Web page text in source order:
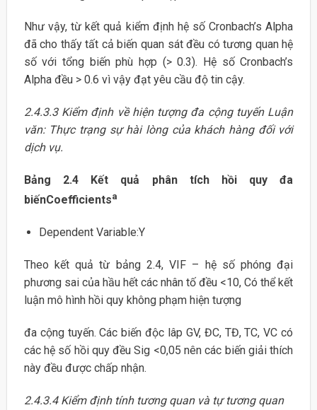
Như vậy, từ kết quả kiểm định hệ số Cronbach’s Alpha
đã cho thấy tất cả biến quan sát đều có tương quan hệ
số với tổng biến phù hợp (> 0.3). Hệ số Cronbach’s
Alpha đều > 0.6 vì vậy đạt yêu cầu độ tin cậy.
2.4.3.3 Kiểm định về hiện tượng đa cộng tuyến Luận
văn: Thực trạng sự hài lòng của khách hàng đối với
dịch vụ.
Bảng 2.4 Kết quả phân tích hồi quy đa
biếnCoefficientsa
Dependent Variable:Y
Theo kết quả từ bảng 2.4, VIF – hệ số phóng đại
phương sai của hầu hết các nhân tố đều <10, Có thể kết
luận mô hình hồi quy không phạm hiện tượng
đa cộng tuyến. Các biến độc lâp GV, ĐC, TĐ, TC, VC có
các hệ số hồi quy đều Sig <0,05 nên các biến giải thích
này đều được chấp nhận.
2.4.3.4 Kiểm định tính tương quan và tự tương quan